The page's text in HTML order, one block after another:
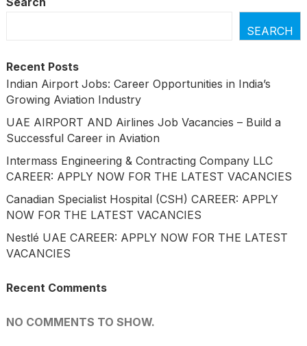
SEARCH
Recent Posts
Indian Airport Jobs: Career Opportunities in India’s
Growing Aviation Industry
UAE AIRPORT AND Airlines Job Vacancies – Build a
Successful Career in Aviation
Intermass Engineering & Contracting Company LLC
CAREER: APPLY NOW FOR THE LATEST VACANCIES
Canadian Specialist Hospital (CSH) CAREER: APPLY
NOW FOR THE LATEST VACANCIES
Nestlé UAE CAREER: APPLY NOW FOR THE LATEST
VACANCIES
Recent Comments
NO COMMENTS TO SHOW.